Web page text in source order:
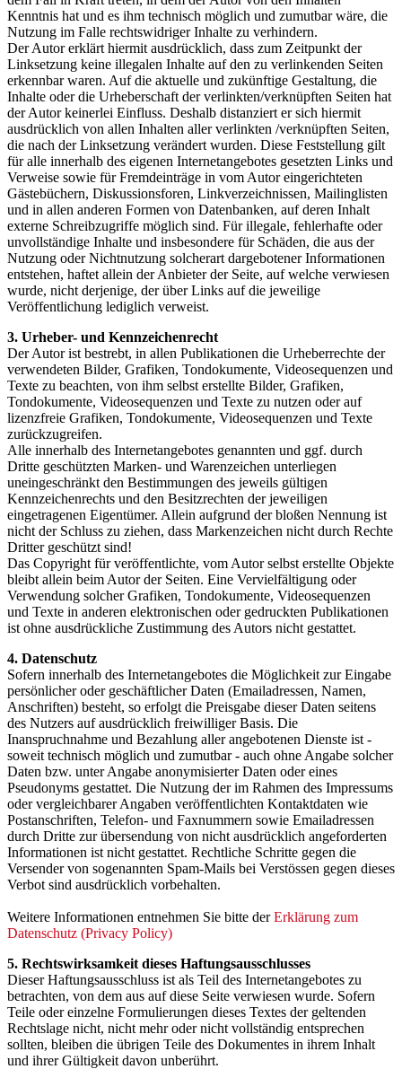
Kenntnis hat und es ihm technisch möglich und zumutbar wäre, die
Nutzung im Falle rechtswidriger Inhalte zu verhindern.
Der Autor erklärt hiermit ausdrücklich, dass zum Zeitpunkt der
Linksetzung keine illegalen Inhalte auf den zu verlinkenden Seiten
erkennbar waren. Auf die aktuelle und zukünftige Gestaltung, die
Inhalte oder die Urheberschaft der verlinkten/verknüpften Seiten hat
der Autor keinerlei Einfluss. Deshalb distanziert er sich hiermit
ausdrücklich von allen Inhalten aller verlinkten /verknüpften Seiten,
die nach der Linksetzung verändert wurden. Diese Feststellung gilt
für alle innerhalb des eigenen Internetangebotes gesetzten Links und
Verweise sowie für Fremdeinträge in vom Autor eingerichteten
Gästebüchern, Diskussionsforen, Linkverzeichnissen, Mailinglisten
und in allen anderen Formen von Datenbanken, auf deren Inhalt
externe Schreibzugriffe möglich sind. Für illegale, fehlerhafte oder
unvollständige Inhalte und insbesondere für Schäden, die aus der
Nutzung oder Nichtnutzung solcherart dargebotener Informationen
entstehen, haftet allein der Anbieter der Seite, auf welche verwiesen
wurde, nicht derjenige, der über Links auf die jeweilige
Veröffentlichung lediglich verweist.
3. Urheber- und Kennzeichenrecht
Der Autor ist bestrebt, in allen Publikationen die Urheberrechte der
verwendeten Bilder, Grafiken, Tondokumente, Videosequenzen und
Texte zu beachten, von ihm selbst erstellte Bilder, Grafiken,
Tondokumente, Videosequenzen und Texte zu nutzen oder auf
lizenzfreie Grafiken, Tondokumente, Videosequenzen und Texte
zurückzugreifen.
Alle innerhalb des Internetangebotes genannten und ggf. durch
Dritte geschützten Marken- und Warenzeichen unterliegen
uneingeschränkt den Bestimmungen des jeweils gültigen
Kennzeichenrechts und den Besitzrechten der jeweiligen
eingetragenen Eigentümer. Allein aufgrund der bloßen Nennung ist
nicht der Schluss zu ziehen, dass Markenzeichen nicht durch Rechte
Dritter geschützt sind!
Das Copyright für veröffentlichte, vom Autor selbst erstellte Objekte
bleibt allein beim Autor der Seiten. Eine Vervielfältigung oder
Verwendung solcher Grafiken, Tondokumente, Videosequenzen
und Texte in anderen elektronischen oder gedruckten Publikationen
ist ohne ausdrückliche Zustimmung des Autors nicht gestattet.
4. Datenschutz
Sofern innerhalb des Internetangebotes die Möglichkeit zur Eingabe
persönlicher oder geschäftlicher Daten (Emailadressen, Namen,
Anschriften) besteht, so erfolgt die Preisgabe dieser Daten seitens
des Nutzers auf ausdrücklich freiwilliger Basis. Die
Inanspruchnahme und Bezahlung aller angebotenen Dienste ist -
soweit technisch möglich und zumutbar - auch ohne Angabe solcher
Daten bzw. unter Angabe anonymisierter Daten oder eines
Pseudonyms gestattet. Die Nutzung der im Rahmen des Impressums
oder vergleichbarer Angaben veröffentlichten Kontaktdaten wie
Postanschriften, Telefon- und Faxnummern sowie Emailadressen
durch Dritte zur übersendung von nicht ausdrücklich angeforderten
Informationen ist nicht gestattet. Rechtliche Schritte gegen die
Versender von sogenannten Spam-Mails bei Verstössen gegen dieses
Verbot sind ausdrücklich vorbehalten.
Weitere Informationen entnehmen Sie bitte derErklärung zum
Datenschutz (Privacy Policy)
5. Rechtswirksamkeit dieses Haftungsausschlusses
Dieser Haftungsausschluss ist als Teil des Internetangebotes zu
betrachten, von dem aus auf diese Seite verwiesen wurde. Sofern
Teile oder einzelne Formulierungen dieses Textes der geltenden
Rechtslage nicht, nicht mehr oder nicht vollständig entsprechen
sollten, bleiben die übrigen Teile des Dokumentes in ihrem Inhalt
und ihrer Gültigkeit davon unberührt.